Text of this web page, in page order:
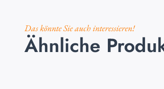
Das könnte Sie auch interessieren!
Ähnliche